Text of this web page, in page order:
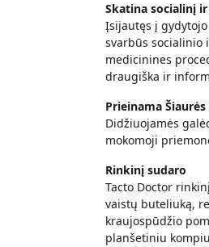
Skatina socialinį
Įsijautęs į
svarbūs socialinio
medicinines
draugiška ir
Prieinama
Didžiuojamės
mokomoji
Rinkinį sudaro
Tacto Doctor
vaistų buteliuką,
kraujospūdžio
planšetiniu